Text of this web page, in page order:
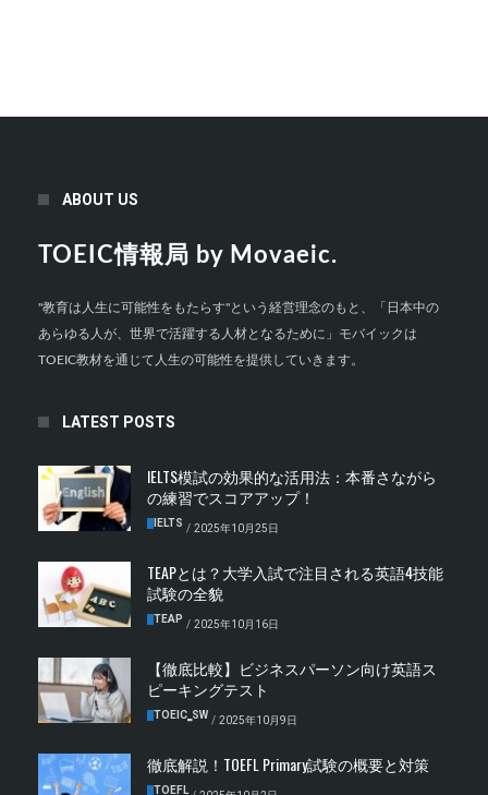
ABOUT US
TOEIC情報局 by Movaeic.
"教育は人生に可能性をもたらす"という経営理念のもと、「日本中の
あらゆる人が、世界で活躍する人材となるために」モバイックは
TOEIC教材を通じて人生の可能性を提供していきます。
LATEST POSTS
IELTS模試の効果的な活用法：本番さながら
の練習でスコアアップ！
IELTS / 2025年10月25日
TEAPとは？大学入試で注目される英語4技能
試験の全貌
TEAP / 2025年10月16日
【徹底比較】ビジネスパーソン向け英語ス
ピーキングテスト
TOEIC‗SW / 2025年10月9日
徹底解説！TOEFL Primary試験の概要と対策
TOEFL